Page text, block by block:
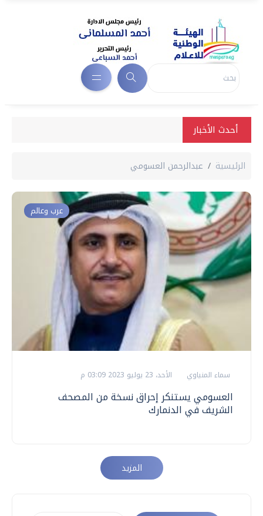
أحدث الأخبار
الرئيسية عبدالرحمن العسومي
عرب وعالم
سماء المنياوي الأحد، 23 يوليو 2023 03:09 م
العسومي يستنكر إحراق نسخة من المصحف
الشريف في الدنمارك
المزيد